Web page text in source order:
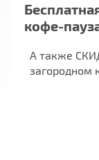
кофе-
А также
загородном